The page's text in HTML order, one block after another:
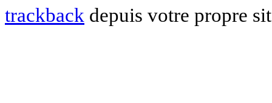
trackback depuis votre propre